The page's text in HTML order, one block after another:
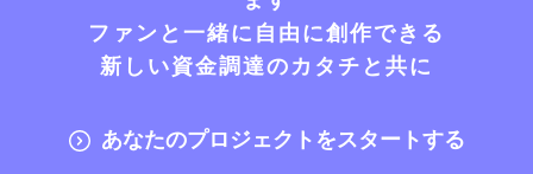
ファンと一緒に自由に創作できる
新しい資金調達のカタチと共に
あなたのプロジェクトをスタートする